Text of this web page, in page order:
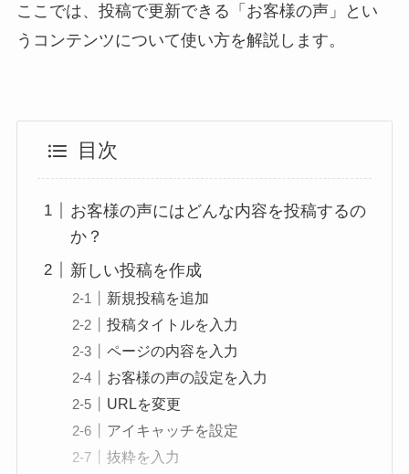
ここでは、投稿で更新できる「お客様の声」とい
うコンテンツについて使い方を解説します。
目次
お客様の声にはどんな内容を投稿するの
か？
新しい投稿を作成
新規投稿を追加
投稿タイトルを入力
ページの内容を入力
お客様の声の設定を入力
URLを変更
アイキャッチを設定
抜粋を入力